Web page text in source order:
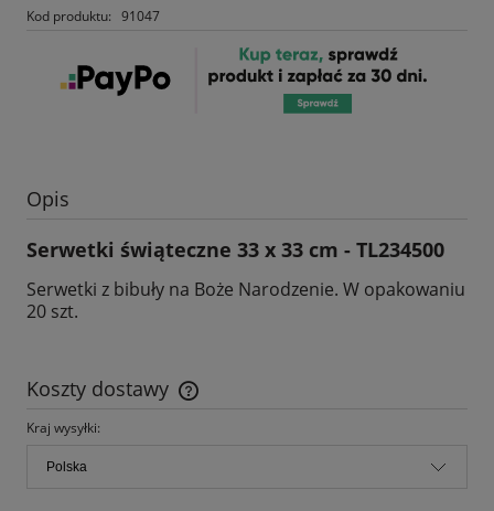
Kod produktu: 91047
Opis
Serwetki świąteczne 33 x 33 cm - TL234500
Serwetki z bibuły na Boże Narodzenie. W opakowaniu
20 szt.
Koszty dostawy
Cena nie zawiera ewentualnych kosztów płatności
Kraj wysyłki: